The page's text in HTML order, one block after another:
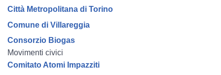
Città Metropolitana di Torino
Comune di Villareggia
Consorzio Biogas
Movimenti civici
Comitato Atomi Impazziti